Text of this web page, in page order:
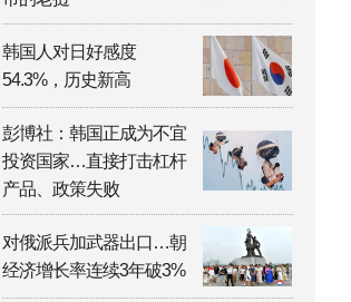
韩国人对日好感度
54.3%，历史新高
彭博社：韩国正成为不宜
投资国家…直接打击杠杆
产品、政策失败
对俄派兵加武器出口…朝
经济增长率连续3年破3%